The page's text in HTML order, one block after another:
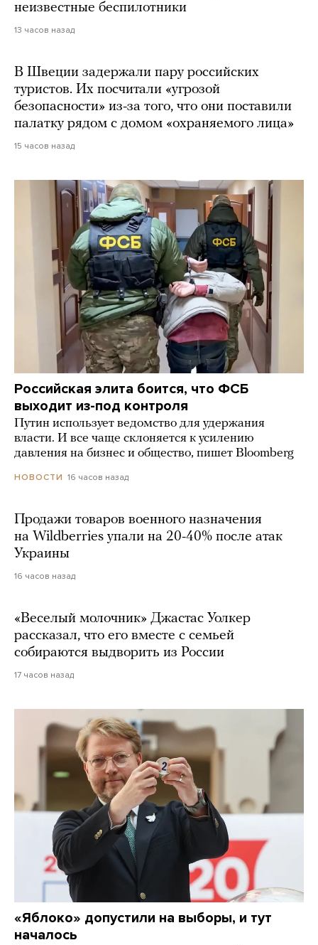
неизвестные беспилотники
13 часов назад
В Швеции задержали пару российских
туристов. Их посчитали «угрозой
безопасности» из-за того, что они поставили
палатку рядом с домом «охраняемого лица»
15 часов назад
Российская элита боится, что ФСБ
выходит из-под контроля
Путин использует ведомство для удержания
власти. И все чаще склоняется к усилению
давления на бизнес и общество, пишет Bloomberg
НОВОСТИ 16 часов назад
Продажи товаров военного назначения
на Wildberries упали на 20-40% после атак
Украины
16 часов назад
«Веселый молочник» Джастас Уолкер
рассказал, что его вместе с семьей
собираются выдворить из России
17 часов назад
«Яблоко» допустили на выборы, и тут
началось